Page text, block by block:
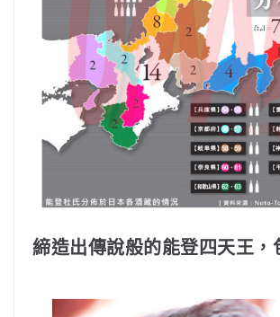
締造出傳說般的能登四天王，